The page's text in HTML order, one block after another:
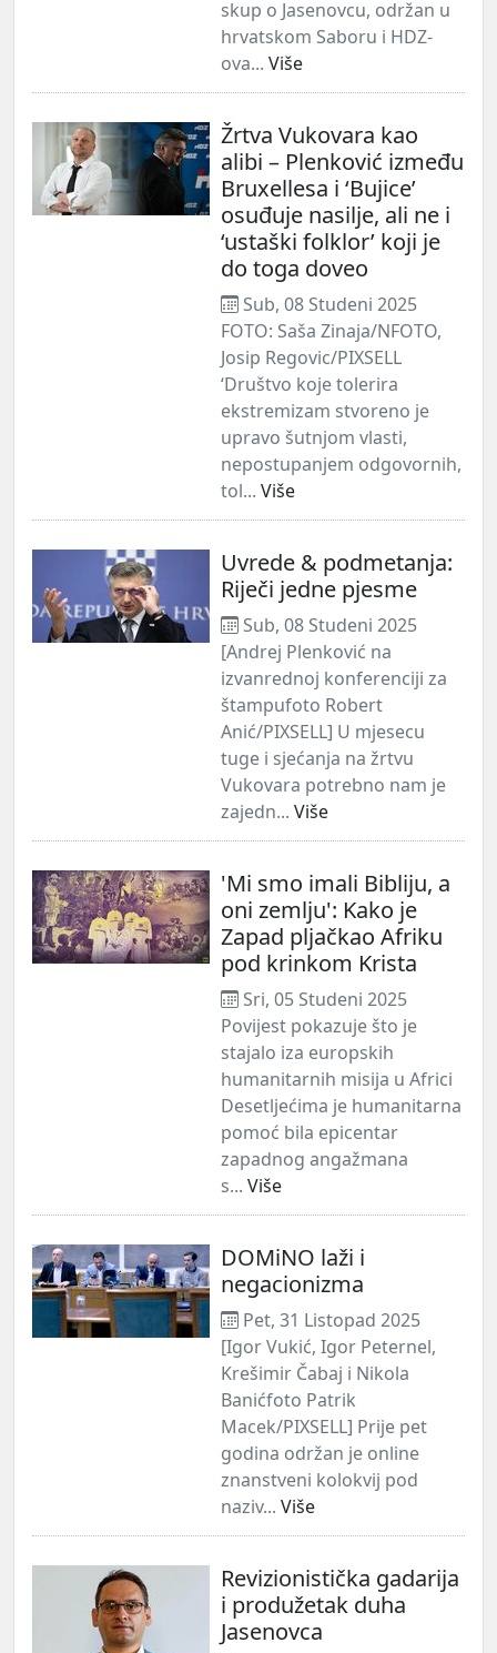
skup o Jasenovcu, održan u
hrvatskom Saboru i HDZ-
ova... Više
Žrtva Vukovara kao
alibi – Plenković između
Bruxellesa i ‘Bujice’
osuđuje nasilje, ali ne i
‘ustaški folklor’ koji je
do toga doveo
Sub, 08 Studeni 2025
FOTO: Saša Zinaja/NFOTO,
Josip Regovic/PIXSELL
‘Društvo koje tolerira
ekstremizam stvoreno je
upravo šutnjom vlasti,
nepostupanjem odgovornih,
tol... Više
Uvrede & podmetanja:
Riječi jedne pjesme
Sub, 08 Studeni 2025
[Andrej Plenković na
izvanrednoj konferenciji za
štampufoto Robert
Anić/PIXSELL] U mjesecu
tuge i sjećanja na žrtvu
Vukovara potrebno nam je
zajedn... Više
'Mi smo imali Bibliju, a
oni zemlju': Kako je
Zapad pljačkao Afriku
pod krinkom Krista
Sri, 05 Studeni 2025
Povijest pokazuje što je
stajalo iza europskih
humanitarnih misija u Africi
Desetljećima je humanitarna
pomoć bila epicentar
zapadnog angažmana
s... Više
DOMiNO laži i
negacionizma
Pet, 31 Listopad 2025
[Igor Vukić, Igor Peternel,
Krešimir Čabaj i Nikola
Banićfoto Patrik
Macek/PIXSELL] Prije pet
godina održan je online
znanstveni kolokvij pod
naziv... Više
Revizionistička gadarija
i produžetak duha
Jasenovca